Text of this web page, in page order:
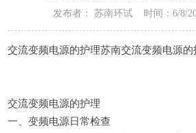
发布者： 苏南环试 时间：6/8/
交流变频电源的护理苏南交流变频电源的
交流变频电源的护理
一、变频电源日常检查